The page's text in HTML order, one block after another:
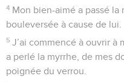
4 Mon bien-aimé a passé la
bouleversée à cause de lui.
5 J’ai commencé à ouvrir à
a perlé la myrrhe, de mes
poignée du verrou.